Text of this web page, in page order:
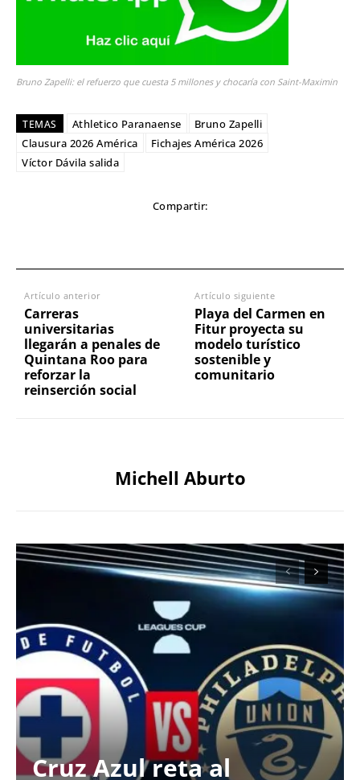
Bruno Zapelli: el refuerzo que cuesta 5 millones y chocaría con Saint-Maximin
TEMAS Athletico Paranaense
Bruno Zapelli
Clausura 2026 América
Fichajes América 2026
Víctor Dávila salida
Compartir:
Artículo anterior
Carreras
universitarias
llegarán a penales de
Quintana Roo para
reforzar la
reinserción social
Artículo siguiente
Playa del Carmen en
Fitur proyecta su
modelo turístico
sostenible y
comunitario
Michell Aburto
Cruz Azul reta al